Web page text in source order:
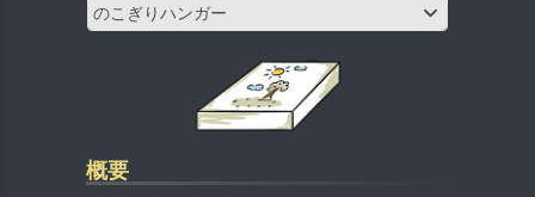
のこぎりハンガー
概要